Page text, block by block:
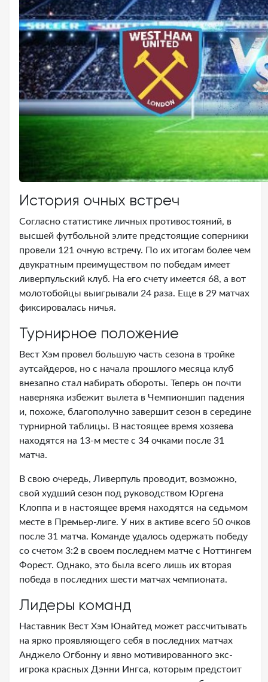
История очных встреч
Согласно статистике личных противостояний, в
высшей футбольной элите предстоящие соперники
провели 121 очную встречу. По их итогам более чем
двукратным преимуществом по победам имеет
ливерпульский клуб. На его счету имеется 68, а вот
молотобойцы выигрывали 24 раза. Еще в 29 матчах
фиксировалась ничья.
Турнирное положение
Вест Хэм провел большую часть сезона в тройке
аутсайдеров, но с начала прошлого месяца клуб
внезапно стал набирать обороты. Теперь он почти
наверняка избежит вылета в Чемпионшип падения
и, похоже, благополучно завершит сезон в середине
турнирной таблицы. В настоящее время хозяева
находятся на 13-м месте с 34 очками после 31
матча.
В свою очередь, Ливерпуль проводит, возможно,
свой худший сезон под руководством Юргена
Клоппа и в настоящее время находятся на седьмом
месте в Премьер-лиге. У них в активе всего 50 очков
после 31 матча. Команде удалось одержать победу
со счетом 3:2 в своем последнем матче с Ноттингем
Форест. Однако, это была всего лишь их вторая
победа в последних шести матчах чемпионата.
Лидеры команд
Наставник Вест Хэм Юнайтед может рассчитывать
на ярко проявляющего себя в последних матчах
Анджело Огбонну и явно мотивированного экс-
игрока красных Дэнни Ингса, которым предстоит